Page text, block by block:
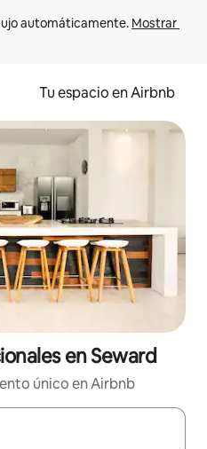
automáticamente. Mostrar
Tu espacio en Airbnb
en Seward
único en Airbnb
disponibles, podrás navegar